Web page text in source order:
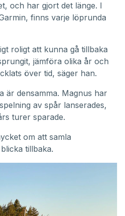
och har gjort det länge. I
finns varje löprunda
roligt att kunna gå tillbaka
jämföra olika år och
över tid, säger han.
är densamma. Magnus har
av spår lanserades,
turer sparade.
om att samla
tillbaka.